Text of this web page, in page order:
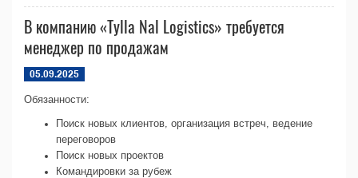
В компанию «Tylla Nal Logistics» требуется
менеджер по продажам
05.09.2025
Обязанности:
Поиск новых клиентов, организация встреч, ведение
переговоров
Поиск новых проектов
Командировки за рубеж